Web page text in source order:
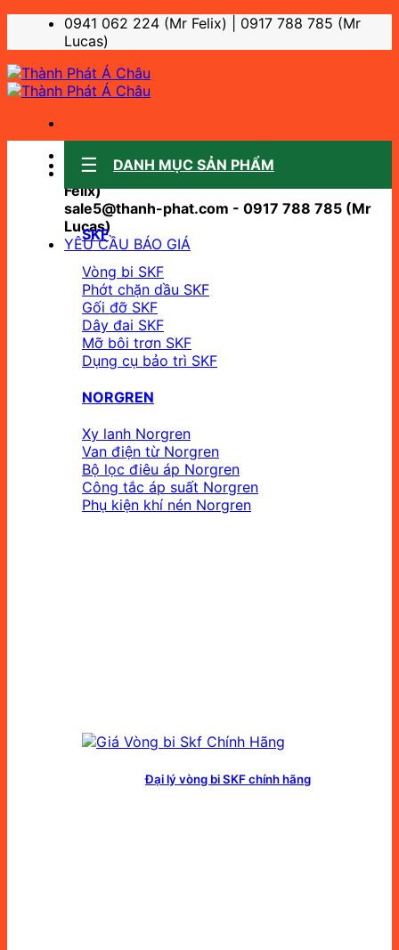
dung
0941 062 224 (Mr Felix) | 0917 788 785 (Mr
Lucas)
Sale support:
sale10@thanh-phat.com - 0941 062 224 (Mr
Felix)
sale5@thanh-phat.com - 0917 788 785 (Mr
Lucas)
YÊU CẦU BÁO GIÁ
DANH MỤC SẢN PHẨM
SKF
Vòng bi SKF
Phớt chặn dầu SKF
Gối đỡ SKF
Dây đai SKF
Mỡ bôi trơn SKF
Dụng cụ bảo trì SKF
NORGREN
Xy lanh Norgren
Van điện từ Norgren
Bộ lọc điêu áp Norgren
Công tắc áp suất Norgren
Phụ kiện khí nén Norgren
Đại lý vòng bi SKF chính hãng